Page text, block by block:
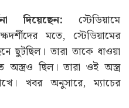
দিয়েছেন: স্টেডিয়ামে
মতে, স্টেডিয়ামের
ছুটছিল। তারা তাকে ধাওয়া
ছিল। তারা ওই অস্ত্র
খবর অনুসারে, ম্যাচের